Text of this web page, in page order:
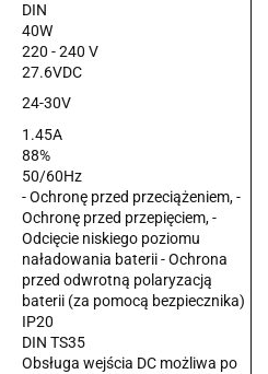
DIN
40W
220 - 240 V
27.6VDC
24-30V
1.45A
88%
50/60Hz
- Ochronę przed przeciążeniem, -
Ochronę przed przepięciem, -
Odcięcie niskiego poziomu
naładowania baterii - Ochrona
przed odwrotną polaryzacją
baterii (za pomocą bezpiecznika)
IP20
DIN TS35
Obsługa wejścia DC możliwa po